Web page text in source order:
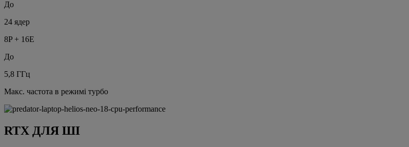
До
24 ядер
8P + 16E
До
5,8 ГГц
Макс. частота в режимі турбо
RTX ДЛЯ ШІ